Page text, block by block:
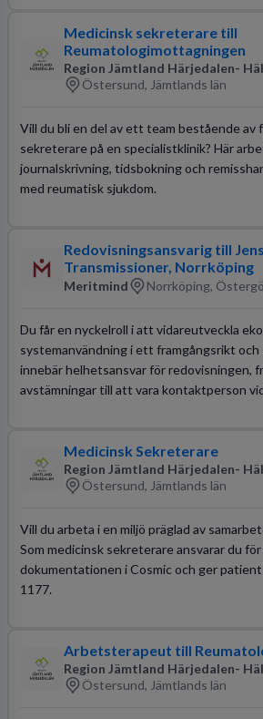
Medicinsk sekreterare till
Reumatologimottagningen
Region Jämtland Härjedalen-
Östersund, Jämtlands län
Vill du bli en del av ett team bestående av
sekreterare på en specialistklinik? Här
journalskrivning, tidsbokning och
med reumatisk sjukdom.
Redovisningsansvarig till Jens
Transmissioner, Norrköping
Meritmind Norrköping,
Du får en nyckelroll i att vidareutveckla
systemanvändning i ett framgångsrikt och
innebär helhetsansvar för redovisningen,
avstämningar till att vara kontaktperson
Medicinsk Sekreterare
Region Jämtland Härjedalen-
Östersund, Jämtlands län
Vill du arbeta i en miljö präglad av
Som medicinsk sekreterare ansvarar du
dokumentationen i Cosmic och ger
1177.
Arbetsterapeut till
Region Jämtland Härjedalen-
Östersund, Jämtlands län